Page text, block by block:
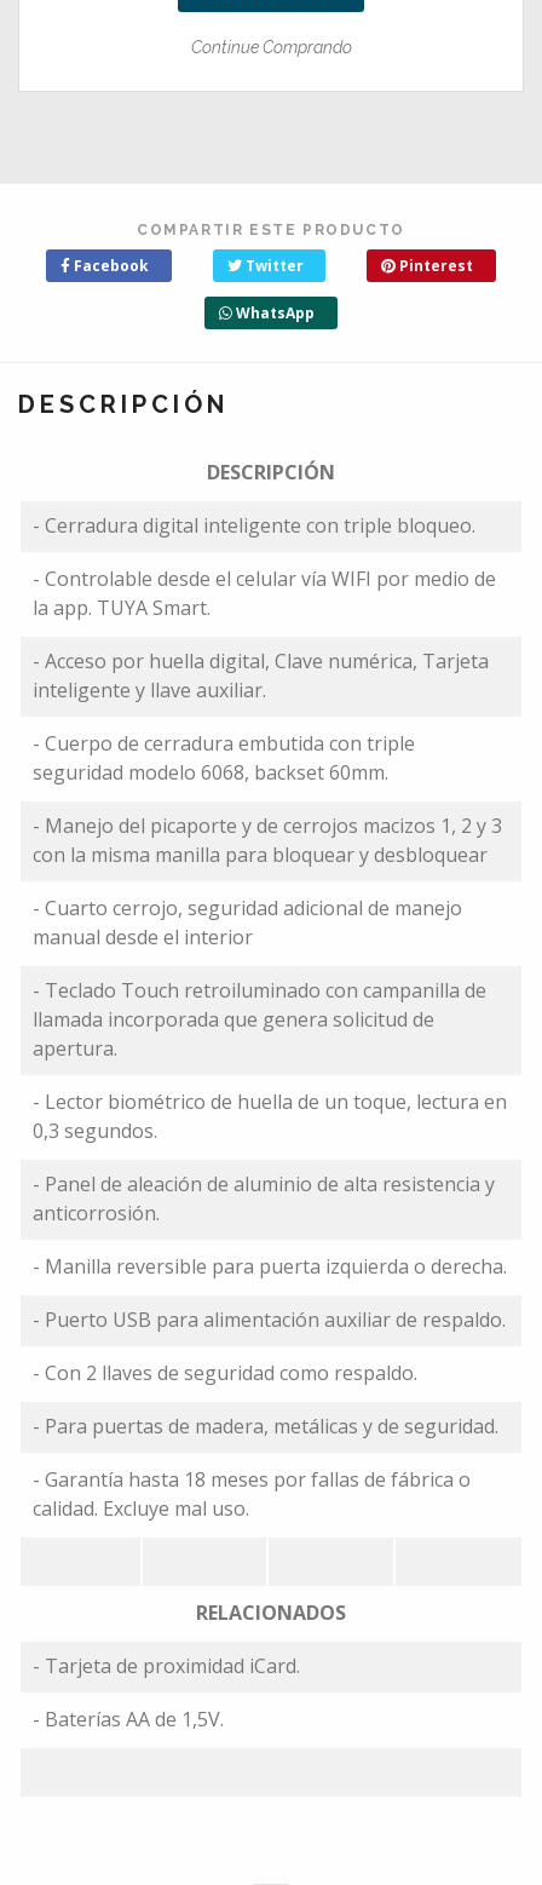
Continue Comprando
COMPARTIR ESTE PRODUCTO
Facebook Twitter Pinterest
WhatsApp
DESCRIPCIÓN
DESCRIPCIÓN
- Cerradura digital inteligente con triple bloqueo.
- Controlable desde el celular vía WIFI por medio de
la app. TUYA Smart.
- Acceso por huella digital, Clave numérica, Tarjeta
inteligente y llave auxiliar.
- Cuerpo de cerradura embutida con triple
seguridad modelo 6068, backset 60mm.
- Manejo del picaporte y de cerrojos macizos 1, 2 y 3
con la misma manilla para bloquear y desbloquear
- Cuarto cerrojo, seguridad adicional de manejo
manual desde el interior
- Teclado Touch retroiluminado con campanilla de
llamada incorporada que genera solicitud de
apertura.
- Lector biométrico de huella de un toque, lectura en
0,3 segundos.
- Panel de aleación de aluminio de alta resistencia y
anticorrosión.
- Manilla reversible para puerta izquierda o derecha.
- Puerto USB para alimentación auxiliar de respaldo.
- Con 2 llaves de seguridad como respaldo.
- Para puertas de madera, metálicas y de seguridad.
- Garantía hasta 18 meses por fallas de fábrica o
calidad. Excluye mal uso.
RELACIONADOS
- Tarjeta de proximidad iCard.
- Baterías AA de 1,5V.